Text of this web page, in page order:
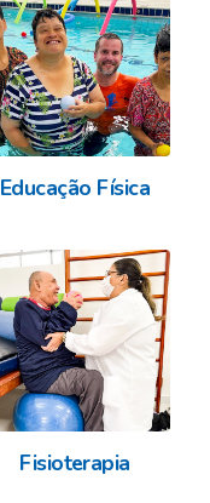
Educação Física
Fisioterapia